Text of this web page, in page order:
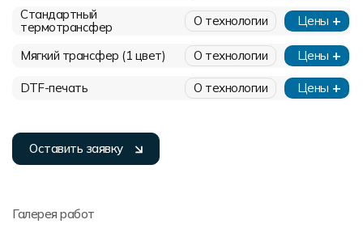
Стандартный
термотрансфер
О технологии Цены
Мягкий трансфер (1 цвет) О технологии Цены
DTF-печать О технологии Цены
Оставить заявку
Галерея работ